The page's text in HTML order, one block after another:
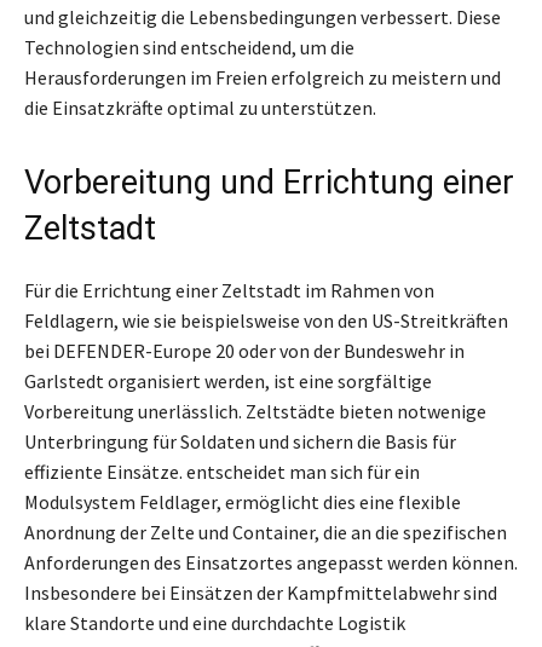
und gleichzeitig die Lebensbedingungen verbessert. Diese
Technologien sind entscheidend, um die
Herausforderungen im Freien erfolgreich zu meistern und
die Einsatzkräfte optimal zu unterstützen.
Vorbereitung und Errichtung einer
Zeltstadt
Für die Errichtung einer Zeltstadt im Rahmen von
Feldlagern, wie sie beispielsweise von den US-Streitkräften
bei DEFENDER-Europe 20 oder von der Bundeswehr in
Garlstedt organisiert werden, ist eine sorgfältige
Vorbereitung unerlässlich. Zeltstädte bieten notwenige
Unterbringung für Soldaten und sichern die Basis für
effiziente Einsätze. entscheidet man sich für ein
Modulsystem Feldlager, ermöglicht dies eine flexible
Anordnung der Zelte und Container, die an die spezifischen
Anforderungen des Einsatzortes angepasst werden können.
Insbesondere bei Einsätzen der Kampfmittelabwehr sind
klare Standorte und eine durchdachte Logistik